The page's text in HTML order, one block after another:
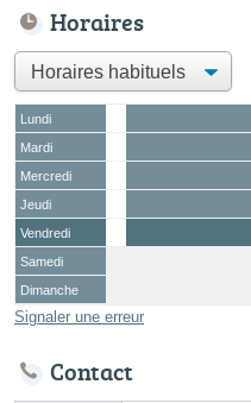
Horaires
Lundi
Mardi
Mercredi
Jeudi
Vendredi
Samedi
Dimanche
Signaler une erreur
Contact